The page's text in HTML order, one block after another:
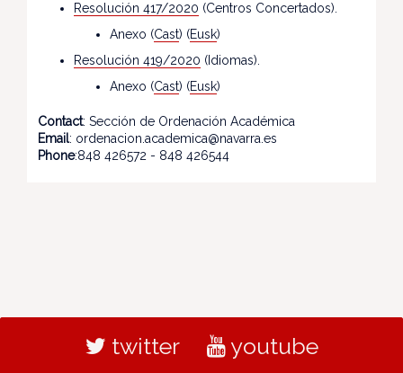
Resolución 417/2020 (Centros Concertados).
Anexo (Cast) (Eusk)
Resolución 419/2020 (Idiomas).
Anexo (Cast) (Eusk)
Contact: Sección de Ordenación Académica
Email: ordenacion.academica@navarra.es
Phone:848 426572 - 848 426544
twitter youtube